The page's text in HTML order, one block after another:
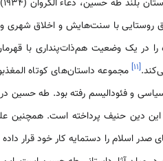
روستایی با سنت‌­هایش و اخلاق شهری و
را در یک وضعیت هم‌ذات­‌پنداری با
[۱۱] مجموعه داستان‌های کوتاه
و فئودالیسم رفته بود. طه حسین
این دین حنیف پرداخته است. همچنین